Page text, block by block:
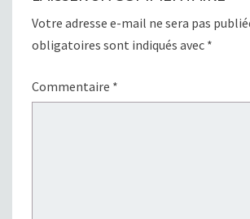
Votre adresse e-mail ne sera pas
obligatoires sont indiqués avec *
Commentaire *